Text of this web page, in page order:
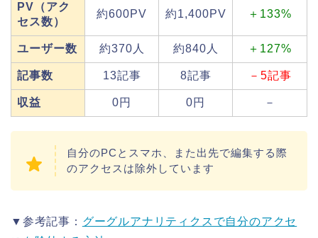
PV（アク
セス数）
約600PV 約1,400PV ＋133%
ユーザー数 約370人 約840人 ＋127%
記事数 13記事 8記事 －5記事
収益 0円 0円 －
自分のPCとスマホ、また出先で編集する際
のアクセスは除外しています
▼参考記事： グーグルアナリティクスで自分のアクセ